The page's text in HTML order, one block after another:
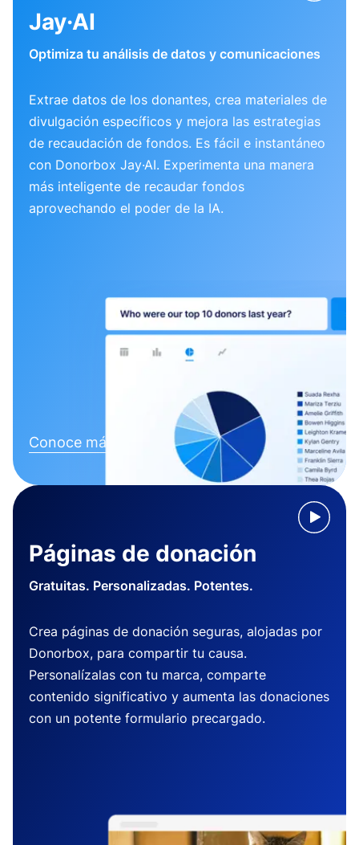
Jay·AI
Optimiza tu análisis de datos y comunicaciones
Extrae datos de los donantes, crea materiales de
divulgación específicos y mejora las estrategias
de recaudación de fondos. Es fácil e instantáneo
con Donorbox Jay·AI. Experimenta una manera
más inteligente de recaudar fondos
aprovechando el poder de la IA.
Conoce más
Páginas de donación
Gratuitas. Personalizadas. Potentes.
Crea páginas de donación seguras, alojadas por
Donorbox, para compartir tu causa.
Personalízalas con tu marca, comparte
contenido significativo y aumenta las donaciones
con un potente formulario precargado.